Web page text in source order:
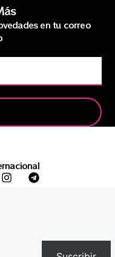
en tu correo